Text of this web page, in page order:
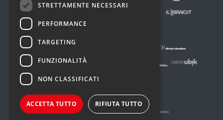
STRETTAMENTE NECESSARI
PERFORMANCE
TARGETING
FUNZIONALITÀ
NON CLASSIFICATI
ACCETTA TUTTO RIFIUTA TUTTO